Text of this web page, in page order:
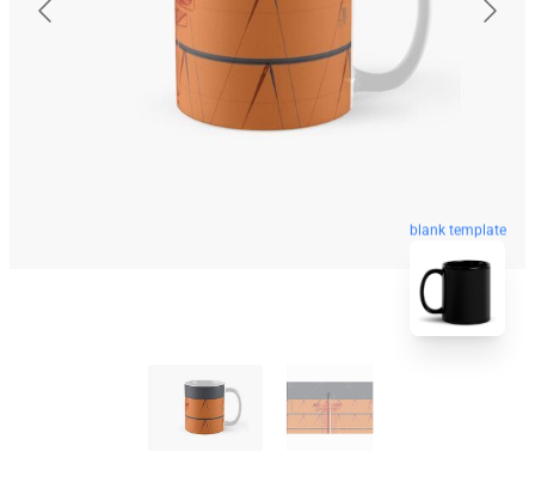
blank template